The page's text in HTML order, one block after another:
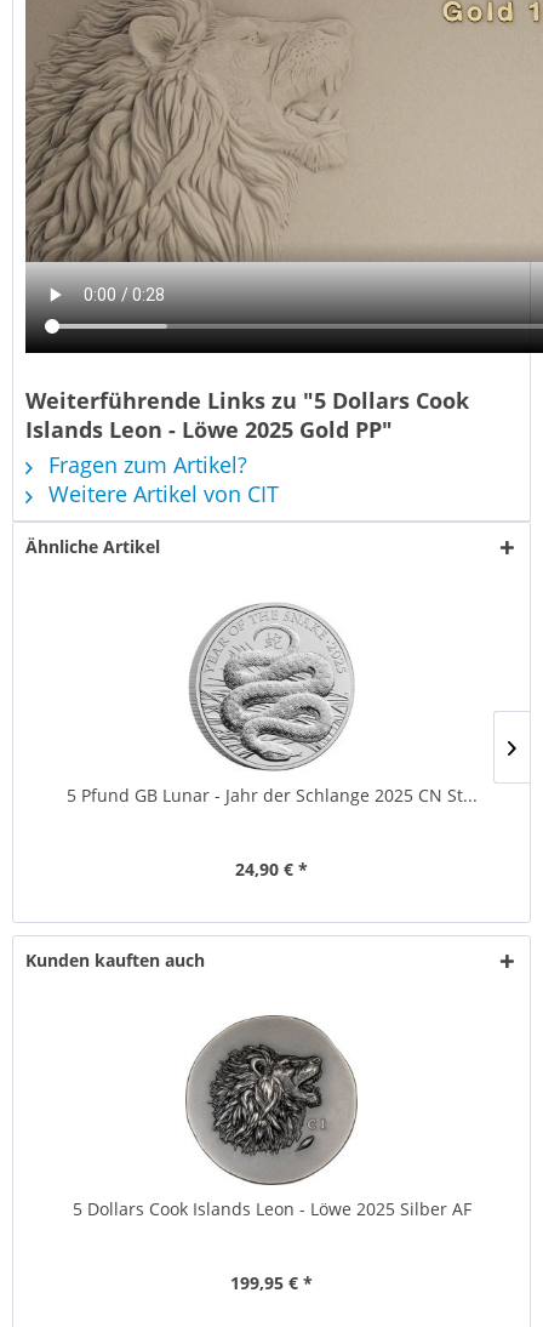
Weiterführende Links zu "5 Dollars Cook
Islands Leon - Löwe 2025 Gold PP"
Fragen zum Artikel?
Weitere Artikel von CIT
Ähnliche Artikel
5 Pfund GB Lunar - Jahr der Schlange 2025 CN St...
24,90 € *
Kunden kauften auch
5 Dollars Cook Islands Leon - Löwe 2025 Silber AF
199,95 € *